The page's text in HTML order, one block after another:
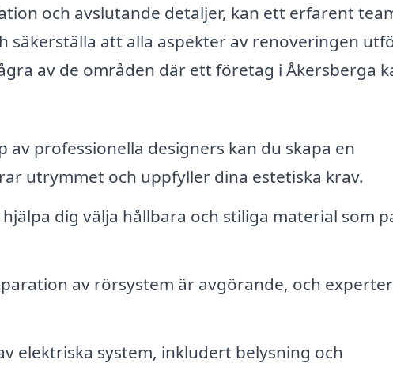
och avslutande detaljer, kan ett erfarent
säkerställa att alla aspekter av renoveringen
av de områden där ett företag i Åkersberga
av professionella designers kan du skapa en
utrymmet och uppfyller dina estetiska krav.
dig välja hållbara och stiliga material som
av rörsystem är avgörande, och
elektriska system, inkludert belysning och